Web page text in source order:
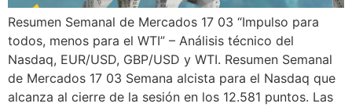
Resumen Semanal de Mercados 17 03 “Impulso para
todos, menos para el WTI” – Análisis técnico del
Nasdaq, EUR/USD, GBP/USD y WTI. Resumen Semanal
de Mercados 17 03 Semana alcista para el Nasdaq que
alcanza al cierre de la sesión en los 12.581 puntos. Las